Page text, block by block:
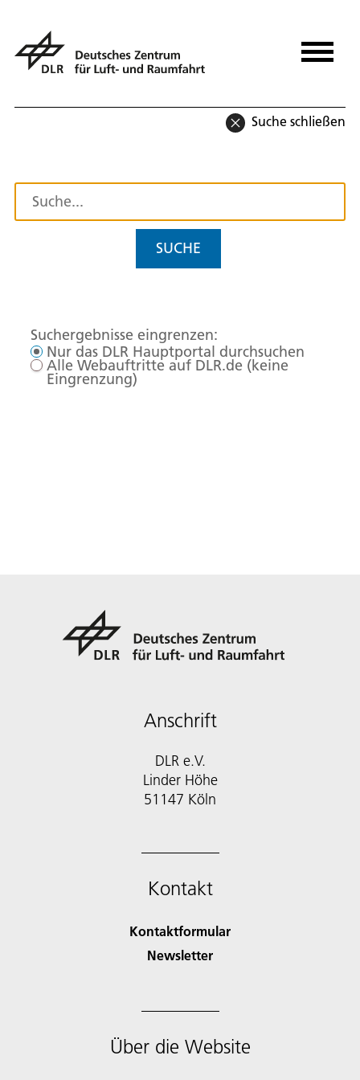
Suche schließen
SUCHE
Suchergebnisse eingrenzen:
Nur das DLR Hauptportal durchsuchen
Alle Webauftritte auf DLR.de (keine
Eingrenzung)
Anschrift
DLR e.V.
Linder Höhe
51147 Köln
Kontakt
Kontaktformular
Newsletter
Über die Website